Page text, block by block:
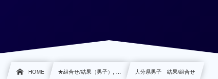
HOME ★組合せ/結果（男子）, … 大分県男子 結果/組合せ